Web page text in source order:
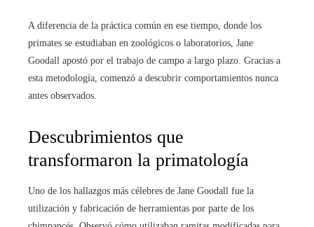
A diferencia de la práctica común en ese tiempo, donde los
primates se estudiaban en zoológicos o laboratorios, Jane
Goodall apostó por el trabajo de campo a largo plazo. Gracias a
esta metodología, comenzó a descubrir comportamientos nunca
antes observados.
Descubrimientos que
transformaron la primatología
Uno de los hallazgos más célebres de Jane Goodall fue la
utilización y fabricación de herramientas por parte de los